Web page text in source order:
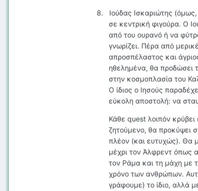
8. Ιούδας Ισκαριώτης
σε κεντρική φιγούρα. Ο
από του ουρανό ή να
γνωρίζει. Πέρα από
απροσπέλαστος και
ηθελημένα, θα προδώσει
στην κοσμοπλασία του
Ο ίδιος ο Ιησούς
εύκολη αποστολή: να
Κάθε quest λοιπόν
ζητούμενο, θα προκύψει
πλέον (και ευτυχώς). Θα
μέχρι τον Άλφρεντ όπως
τον Ράμα και τη μάχη με
χρόνο των ανθρώπων.
γράφουμε) το ίδιο, αλλά